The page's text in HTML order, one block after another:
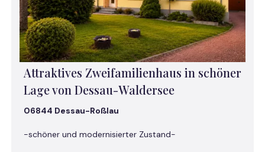
Attraktives Zweifamilienhaus in schöner
Lage von Dessau-Waldersee
06844 Dessau-Roßlau
-schöner und modernisierter Zustand-